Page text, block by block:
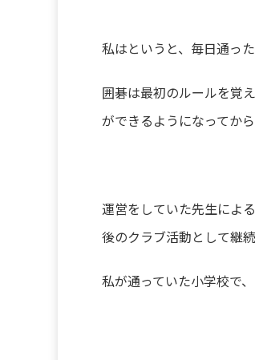
私はというと、毎日通っ
囲碁は最初のルールを覚
ができるようになってか
運営をしていた先生によ
後のクラブ活動として継
私が通っていた小学校で